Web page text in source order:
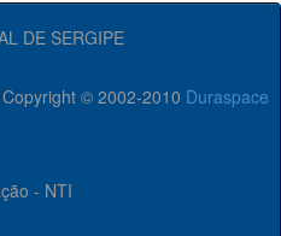
DE SERGIPE
Copyright © 2002-2010 Duraspace
- NTI